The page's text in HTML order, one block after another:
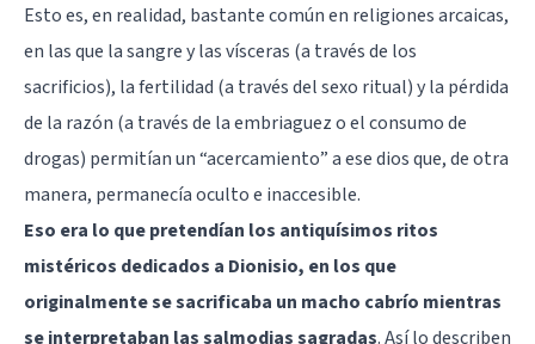
Esto es, en realidad, bastante común en religiones arcaicas,
en las que la sangre y las vísceras (a través de los
sacrificios), la fertilidad (a través del sexo ritual) y la pérdida
de la razón (a través de la embriaguez o el consumo de
drogas) permitían un “acercamiento” a ese dios que, de otra
manera, permanecía oculto e inaccesible.
Eso era lo que pretendían los antiquísimos ritos
mistéricos dedicados a Dionisio, en los que
originalmente se sacrificaba un macho cabrío mientras
se interpretaban las salmodias sagradas. Así lo describen